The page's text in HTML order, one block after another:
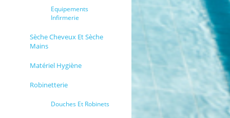
Equipements
Infirmerie
Sèche Cheveux Et Sèche
Mains
Matériel Hygiène
Robinetterie
Douches Et Robinets